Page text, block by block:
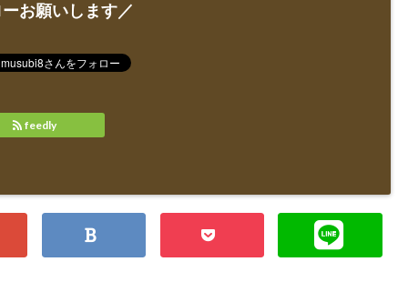
お願いします／
feedly